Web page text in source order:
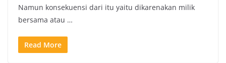
Namun konsekuensi dari itu yaitu dikarenakan milik
bersama atau …
Read More